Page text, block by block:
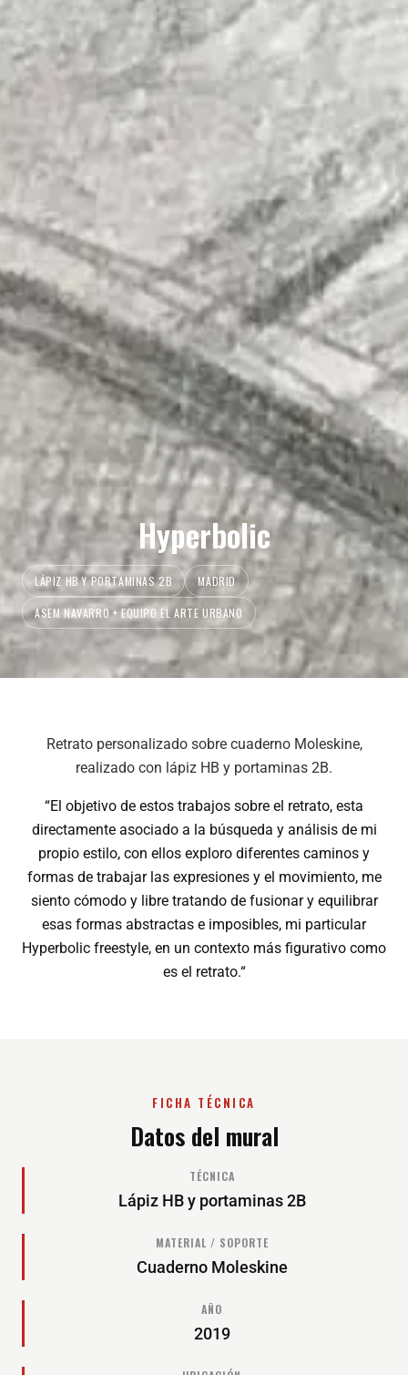
Hyperbolic
LÁPIZ HB Y PORTAMINAS 2B MADRID
ASEM NAVARRO + EQUIPO EL ARTE URBANO
Retrato personalizado sobre cuaderno Moleskine,
realizado con lápiz HB y portaminas 2B.
“El objetivo de estos trabajos sobre el retrato, esta
directamente asociado a la búsqueda y análisis de mi
propio estilo, con ellos exploro diferentes caminos y
formas de trabajar las expresiones y el movimiento, me
siento cómodo y libre tratando de fusionar y equilibrar
esas formas abstractas e imposibles, mi particular
Hyperbolic freestyle, en un contexto más figurativo como
es el retrato.“
FICHA TÉCNICA
Datos del mural
TÉCNICA
Lápiz HB y portaminas 2B
MATERIAL / SOPORTE
Cuaderno Moleskine
AÑO
2019